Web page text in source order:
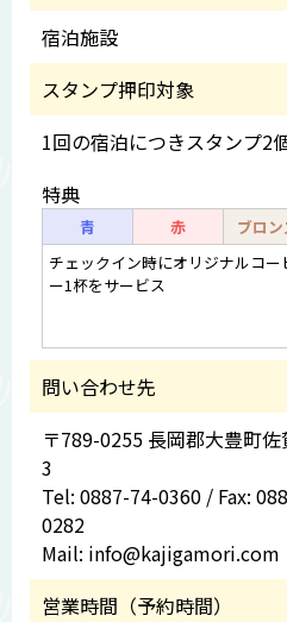
宿泊施設
スタンプ押印対象
1回の宿泊につきスタンプ2
特典
青 赤 ブロ
チェックイン時にオリジナルコー
ー1杯をサービス
問い合わせ先
〒789-0255 長岡郡大豊町
3
Tel: 0887-74-0360 / Fax:
0282
Mail: info@kajigamori.com
営業時間（予約時間）